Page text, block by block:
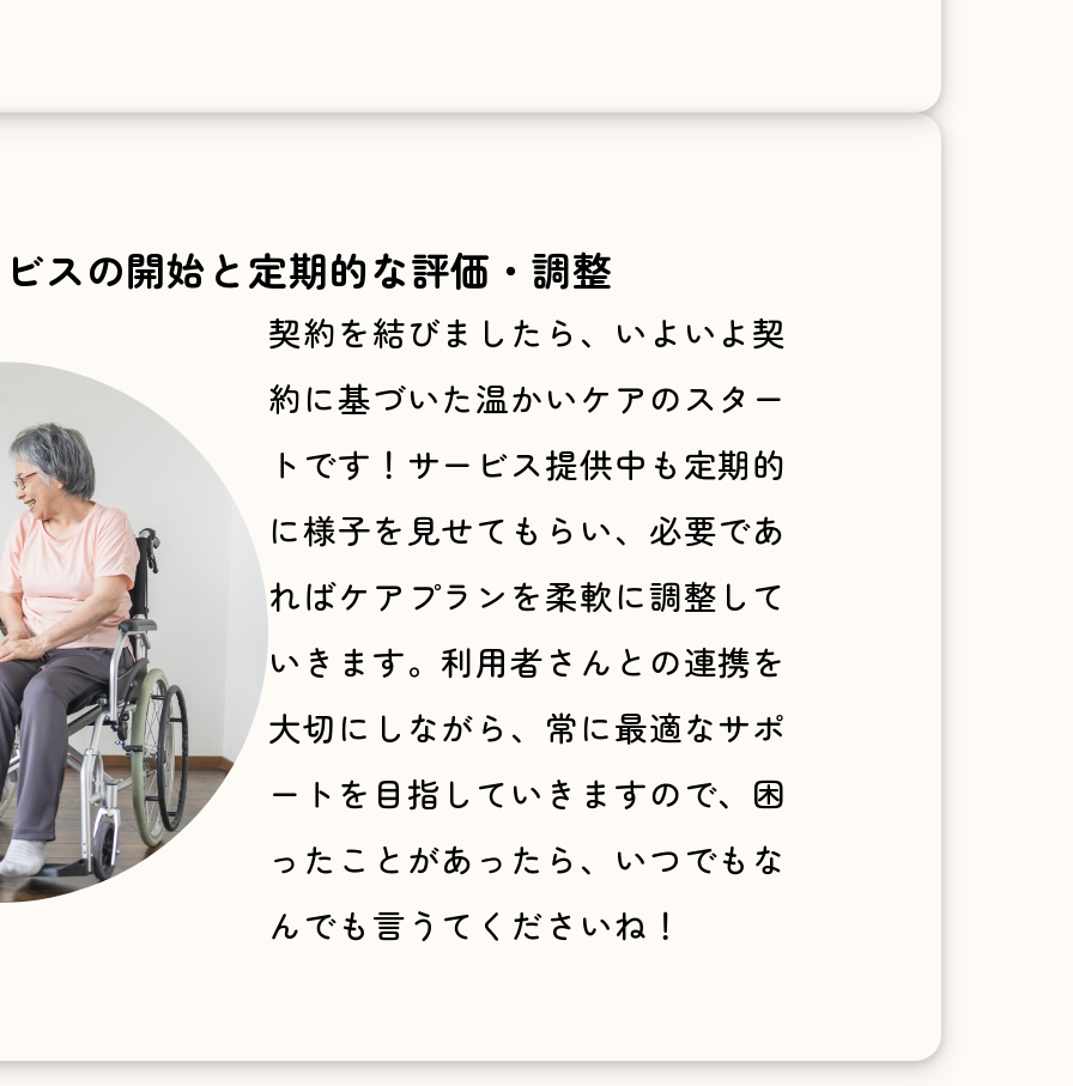
スの開始と 定期的な評価・調整
契約を結びましたら、いよいよ契
約に基づいた温かいケアのスター
トです！サービス提供中も定期的
に様子を見せてもらい、必要であ
ればケアプランを柔軟に調整して
いきます。利用者さんとの連携を
大切にしながら、常に最適なサポ
ートを目指していきますので、困
ったことがあったら、いつでもな
んでも言うてくださいね！